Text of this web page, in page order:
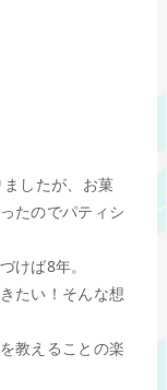
したが、お菓
たのでパティシ
けば8年。
たい！そんな想
教えることの楽